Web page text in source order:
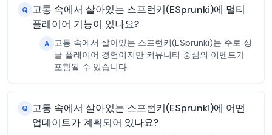
Q 고통 속에서 살아있는 스프런키(ESprunki)에 멀티
플레이어 기능이 있나요?
A 고통 속에서 살아있는 스프런키(ESprunki)는 주로 싱
글 플레이어 경험이지만 커뮤니티 중심의 이벤트가
포함될 수 있습니다.
Q 고통 속에서 살아있는 스프런키(ESprunki)에 어떤
업데이트가 계획되어 있나요?